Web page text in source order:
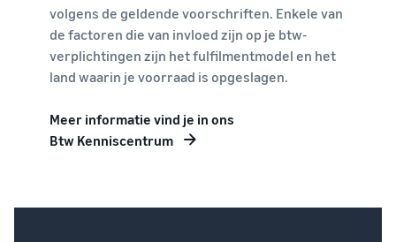
volgens de geldende voorschriften. Enkele van
de factoren die van invloed zijn op je btw-
verplichtingen zijn het fulfilmentmodel en het
land waarin je voorraad is opgeslagen.
Meer informatie vind je in ons
Btw Kenniscentrum